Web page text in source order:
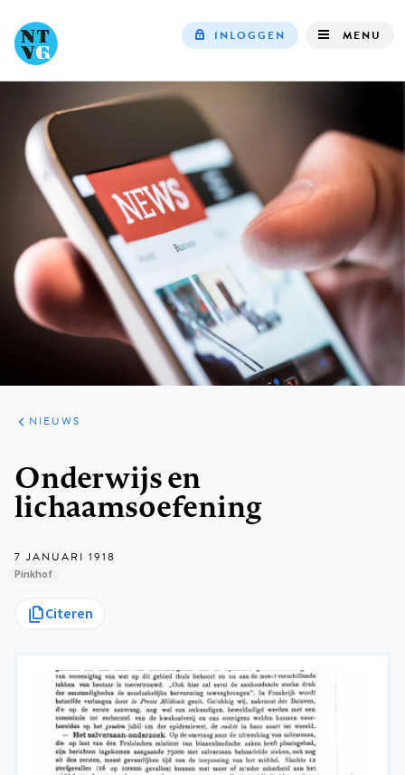
INLOGGEN MENU
ARTIKELEN
HET
KORT
NIEUWS
Onderwijs en
lichaamsoefening
7 JANUARI 1918
Pinkhof
Citeren